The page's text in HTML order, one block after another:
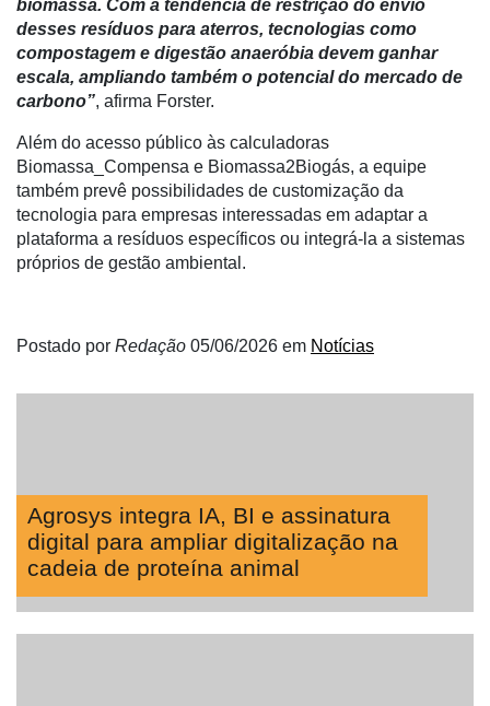
biomassa. Com a tendência de restrição do envio
desses resíduos para aterros, tecnologias como
compostagem e digestão anaeróbia devem ganhar
escala, ampliando também o potencial do mercado de
carbono”, afirma Forster.
Além do acesso público às calculadoras
Biomassa_Compensa e Biomassa2Biogás, a equipe
também prevê possibilidades de customização da
tecnologia para empresas interessadas em adaptar a
plataforma a resíduos específicos ou integrá-la a sistemas
próprios de gestão ambiental.
Postado por Redação 05/06/2026 em Notícias
Agrosys integra IA, BI e assinatura
digital para ampliar digitalização na
cadeia de proteína animal